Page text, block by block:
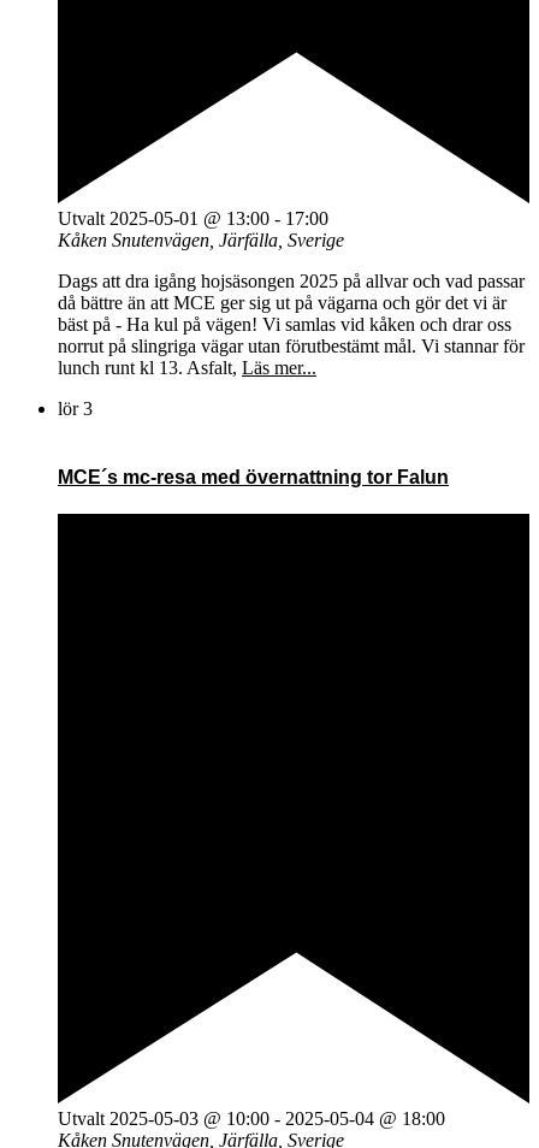
Utvalt 2025-05-01 @ 13:00 - 17:00
Kåken Snutenvägen, Järfälla, Sverige
Dags att dra igång hojsäsongen 2025 på allvar och vad passar
då bättre än att MCE ger sig ut på vägarna och gör det vi är
bäst på - Ha kul på vägen! Vi samlas vid kåken och drar oss
norrut på slingriga vägar utan förutbestämt mål. Vi stannar för
lunch runt kl 13. Asfalt, Läs mer...
lör3
MCE´s mc-resa med övernattning tor Falun
Utvalt 2025-05-03 @ 10:00 - 2025-05-04 @ 18:00
Kåken Snutenvägen, Järfälla, Sverige